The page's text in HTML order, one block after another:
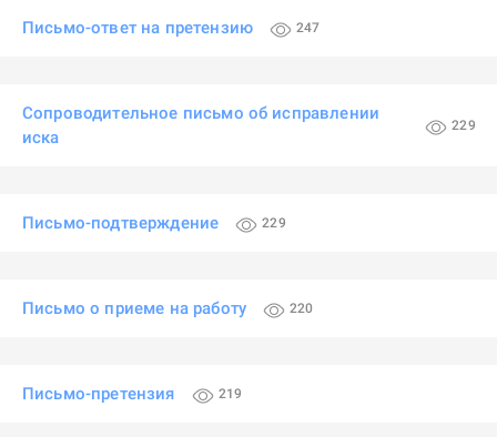
Письмо-ответ на претензию 247
Сопроводительное письмо об исправлении
иска
229
Письмо-подтверждение 229
Письмо о приеме на работу 220
Письмо-претензия 219